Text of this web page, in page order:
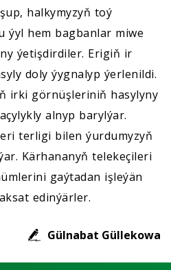
halkymyzyň toý
ýyl hem bagbanlar miwe
ýetişdirdiler. Erigiň ir
doly ýygnalyp ýerlenildi.
irki görnüşleriniň hasylyny
alnyp barylýar.
terligi bilen ýurdumyzyň
Kärhananyň telekeçileri
gaýtadan işleýän
edinýärler.
Gülnabat Güllekowa